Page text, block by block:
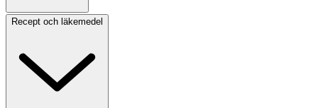
Recept och läkemedel